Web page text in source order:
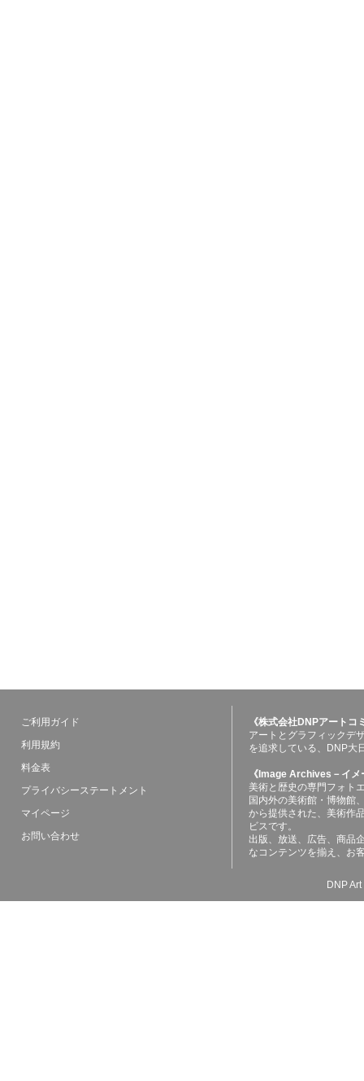
ご利用ガイド
利用規約
料金表
プライバシーステートメント
マイページ
お問い合わせ
《株式会社DNPアート
アートとグラフィックデ
を追求している、DNP大
《Image Archives－イ
美術と歴史の専門フォト
国内外の美術館・博物館
から提供された、美術作
ビスです。
出版、放送、広告、商品
なコンテンツを揃え、お
DNP